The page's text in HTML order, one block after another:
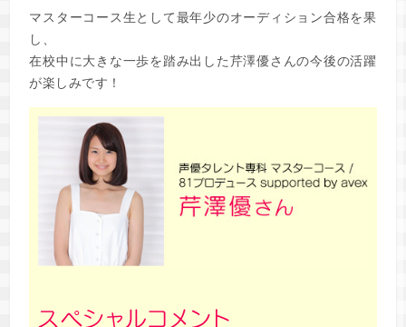
マスターコース生として最年少のオーディション合格を果
し、
在校中に大きな一歩を踏み出した芹澤優さんの今後の活躍
が楽しみです！